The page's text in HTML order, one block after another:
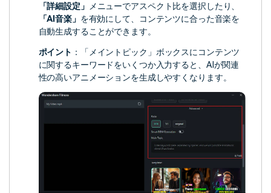
「詳細設定」 メニューでアスペクト比を選択したり、
「AI音楽」 を有効にして、コンテンツに合った音楽を
自動生成することができます。
ポイント ：「メイントピック」ボックスにコンテンツ
に関するキーワードをいくつか入力すると、AIが関連
性の高いアニメーションを生成しやすくなります。